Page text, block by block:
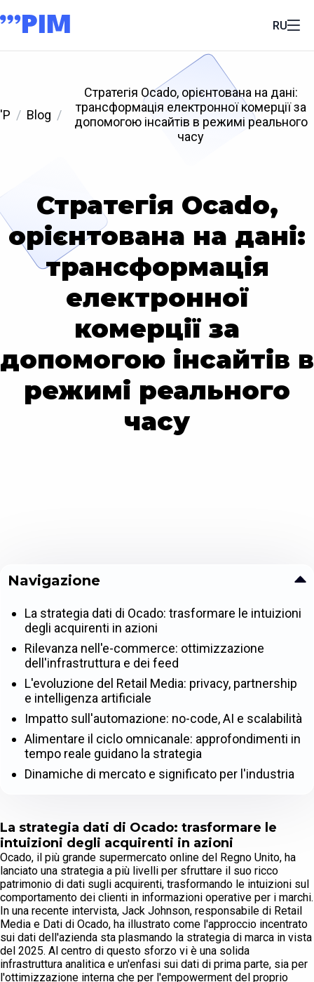
RU
'P Blog
Стратегія Ocado, орієнтована на дані:
трансформація електронної комерції за
допомогою інсайтів в режимі реального
часу
Стратегія Ocado,
орієнтована на дані:
трансформація
електронної
комерції за
допомогою інсайтів в
режимі реального
часу
La strategia dati di Ocado: trasformare le
intuizioni degli acquirenti in azioni
Ocado, il più grande supermercato online del Regno Unito, ha
lanciato una strategia a più livelli per sfruttare il suo ricco
patrimonio di dati sugli acquirenti, trasformando le intuizioni sul
comportamento dei clienti in informazioni operative per i marchi.
In una recente intervista, Jack Johnson, responsabile di Retail
Media e Dati di Ocado, ha illustrato come l'approccio incentrato
sui dati dell'azienda sta plasmando la strategia di marca in vista
del 2025. Al centro di questo sforzo vi è una solida
infrastruttura analitica e un'enfasi sui dati di prima parte, sia per
l'ottimizzazione interna che per l'empowerment del proprio
Navigazione
La strategia dati di Ocado: trasformare le intuizioni
degli acquirenti in azioni
Rilevanza nell'e-commerce: ottimizzazione
dell'infrastruttura e dei feed
L'evoluzione del Retail Media: privacy, partnership
e intelligenza artificiale
Impatto sull'automazione: no-code, AI e scalabilità
Alimentare il ciclo omnicanale: approfondimenti in
tempo reale guidano la strategia
Dinamiche di mercato e significato per l'industria